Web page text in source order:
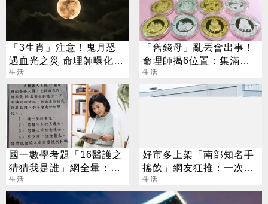
「3生肖」注意！鬼月恐
遇血光之災 命理師曝化解
法
生活
「舊錢母」亂丟會出事！
命理師揭6位置：集滿生
肖力量大
生活
國一數學考題「16醫護之
猜猜我是誰」網全暈：根
本看不懂
生活
好市多上架「南部知名手
搖飲」網友狂推：一次扛
3箱才尊重
生活